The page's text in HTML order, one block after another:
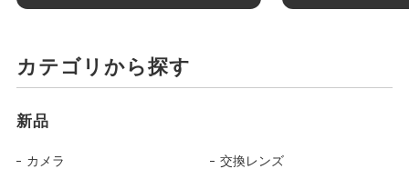
カテゴリから探す
新品
カメラ 交換レンズ